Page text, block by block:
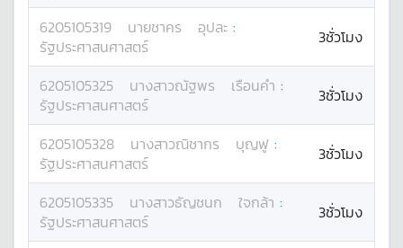
6205105319 นายชาคร อุปละ :
รัฐประศาสนศาสตร์
3ชั่วโมง
6205105325 นางสาวณัฐพร เรือนคำ :
รัฐประศาสนศาสตร์
3ชั่วโมง
6205105328 นางสาวณิชากร บุญฟู :
รัฐประศาสนศาสตร์
3ชั่วโมง
6205105335 นางสาวธัญชนก ใจกล้า :
รัฐประศาสนศาสตร์
3ชั่วโมง